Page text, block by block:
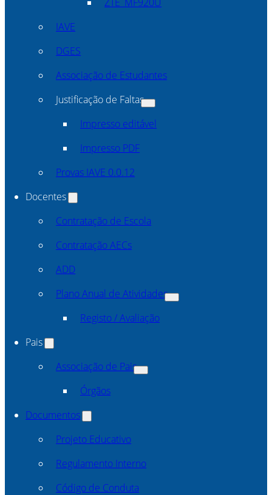
IAVE
DGES
Associação de Estudantes
Justificação de Faltas
Impresso editável
Impresso PDF
Provas IAVE 0.0.12
Docentes
Contratação de Escola
Contratação AECs
ADD
Plano Anual de Atividades
Registo / Avaliação
Pais
Associação de Pais
Órgãos
Documentos
Projeto Educativo
Regulamento Interno
Código de Conduta